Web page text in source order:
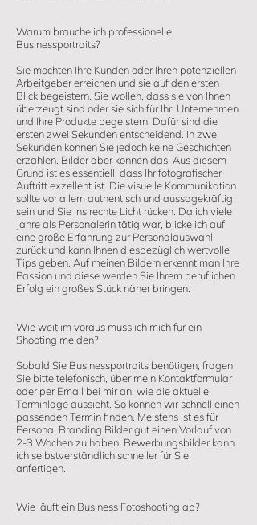
Warum brauche ich professionelle
Businessportraits?
Sie möchten Ihre Kunden oder Ihren potenziellen
Arbeitgeber erreichen und sie auf den ersten
Blick begeistern. Sie wollen, dass sie von Ihnen
überzeugt sind oder sie sich für Ihr Unternehmen
und Ihre Produkte begeistern! Dafür sind die
ersten zwei Sekunden entscheidend. In zwei
Sekunden können Sie jedoch keine Geschichten
erzählen. Bilder aber können das! Aus diesem
Grund ist es essentiell, dass Ihr fotografischer
Auftritt exzellent ist. Die visuelle Kommunikation
sollte vor allem authentisch und aussagekräftig
sein und Sie ins rechte Licht rücken. Da ich viele
Jahre als Personalerin tätig war, blicke ich auf
eine große Erfahrung zur Personalauswahl
zurück und kann Ihnen diesbezüglich wertvolle
Tips geben. Auf meinen Bildern erkennt man Ihre
Passion und diese werden Sie Ihrem beruflichen
Erfolg ein großes Stück näher bringen.
Wie weit im voraus muss ich mich für ein
Shooting melden?
Sobald Sie Businessportraits benötigen, fragen
Sie bitte telefonisch, über mein Kontaktformular
oder per Email bei mir an, wie die aktuelle
Terminlage aussieht. So können wir schnell einen
passenden Termin finden. Meistens ist es für
Personal Branding Bilder gut einen Vorlauf von
2-3 Wochen zu haben. Bewerbungsbilder kann
ich selbstverständlich schneller für Sie
anfertigen.
Wie läuft ein Business Fotoshooting ab?